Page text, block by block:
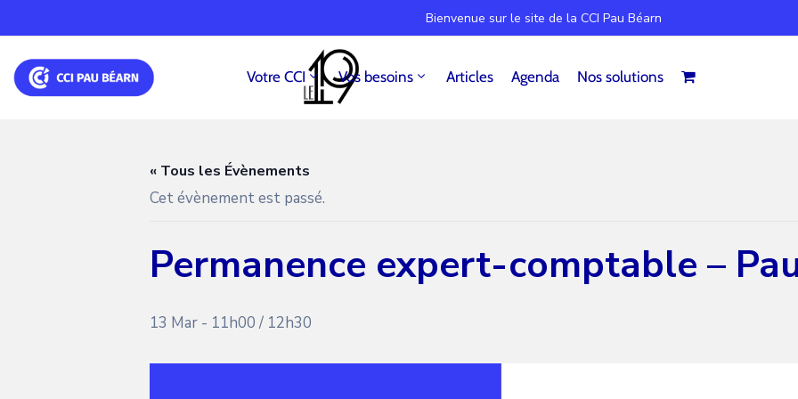
Bienvenue sur le site de la CCI Pau Béarn
Votre CCI Vos besoins Articles Agenda Nos solutions
« Tous les Évènements
Cet évènement est passé.
Permanence expert-comptable –
13 Mar - 11h00/ 12h30